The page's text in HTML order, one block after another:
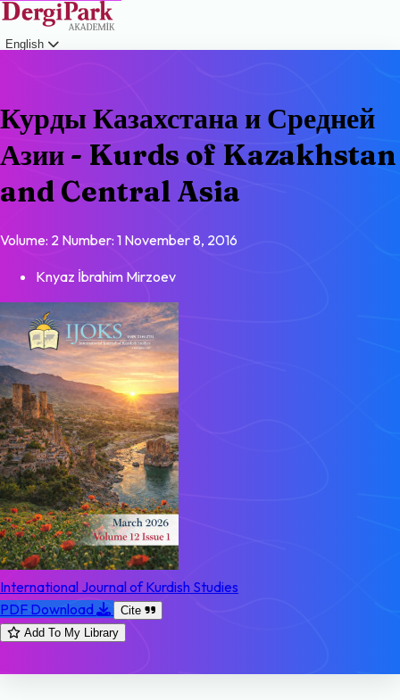
English
Курды Казахстана и Средней
Азии - Kurds of Kazakhstan
and Central Asia
Volume: 2 Number: 1 November 8, 2016
Knyaz İbrahim Mirzoev
International Journal of Kurdish Studies
PDF Download
Cite
Add To My Library